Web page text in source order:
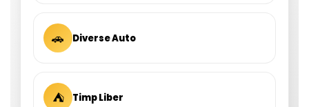
🚗 Diverse Auto
⛺ Timp Liber